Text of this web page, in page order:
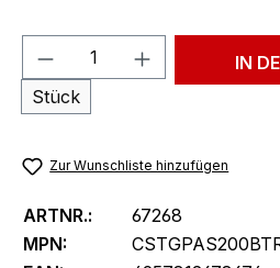
Produkt Anzahl: Gib
Stück
IN
Zur Wunschliste hinzufügen
ARTNR.:
67268
MPN: